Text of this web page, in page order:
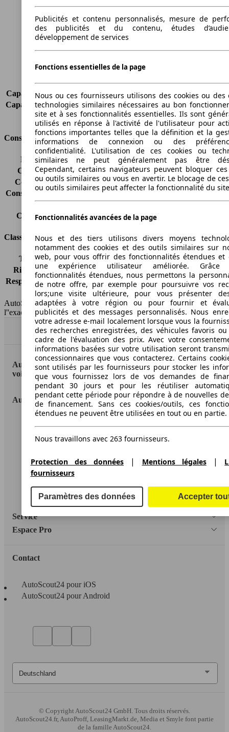
Largeur
1727 mm
Empattement
2495 mm
Poids maximum
Charge maximale
385 kg
Sièges
4
Charge sur toit
-
Capacité de remorquage (sans freins) -
Capacité de remorquage (avec freins) -
Volume du coffre
211 - 731 l
Consommation
Émissions de CO2*
110 g/km (komb.)
Consommation (ville)
4.7 l/100km
Consommation (route)
3.9 l/100km
Consommation (combinée)* 4.2 l/100km
Classe d'émissions
Capacité du réservoir
44 l
Classes d'assurance
Tous risques
-
Risques partiels
-
Responsabilité civile -
HSN/TSN
n.c./XY510
AutoScout24 France SAS décline toute responsabilité concernant
l''exactitude des indications fournies.
Haut
AutoScout24: la plus grande plateforme en ligne de
voitures en Europe
AutoScout24
Conditions d'utilisation
Informations légales
Protection des données
Accessibility Statement
Service
Espace Pro
Contact
AutoScout24 pour iOS
AutoScout24 pour Android
© CopyrightAutoScout24 GmbH. Tous droits réservés.
AutoScout24.fr, AutoProff, LeasingMarkt.de, Media et Smyle font partie
de la famille AutoScout24.
Publicités et contenu personnalisés, mesure de
des publicités et du contenu, études
développement de services
Fonctions essentielles de la page
Nous ou ces fournisseurs utilisons des cookies ou des
technologies similaires nécessaires au bon
site et à ses fonctionnalités essentielles. Ils sont
utilisés en réponse à l'activité de l'utilisateur pour
fonctions importantes telles que la définition et la
informations de connexion ou des
confidentialité. L'utilisation de ces cookies ou
similaires ne peut généralement pas être
Cependant, certains navigateurs peuvent bloquer ces
ou outils similaires ou vous en avertir. Le blocage de
ou outils similaires peut affecter la fonctionnalité du
Fonctionnalités avancées de la page
Nous et des tiers utilisons divers moyens
notamment des cookies et des outils similaires sur
web, pour vous offrir des fonctionnalités étendues et
une expérience utilisateur améliorée.
fonctionnalités étendues, nous permettons la
de notre offre, par exemple pour poursuivre vos
lors;une visite ultérieure, pour vous présenter
adaptées à votre région ou pour fournir et
publicités et des messages personnalisés. Nous
votre adresse e-mail localement lorsque vous la
des recherches enregistrées, des véhicules favoris
cadre de l'évaluation des prix. Avec votre
informations basées sur votre utilisation seront
concessionnaires que vous contacterez. Certains
sont utilisés par les fournisseurs pour stocker les
que vous fournissez lors de vos demandes de
pendant 30 jours et pour les réutiliser
pendant cette période pour répondre à de nouvelles
de financement. Sans ces cookies/outils, ces
étendues ne peuvent être utilisées en tout ou en partie.
Nous travaillons avec 263 fournisseurs.
Protection des données | Mentions légales|
fournisseurs
Paramètres des données Accepter